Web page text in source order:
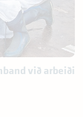
við arbeiði